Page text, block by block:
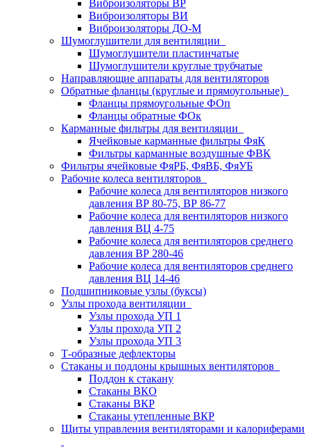
Виброизоляторы ВР
Виброизоляторы ВИ
Виброизоляторы ДО-М
Шумоглушители для вентиляции
Шумоглушители пластинчатые
Шумоглушители круглые трубчатые
Направляющие аппараты для вентиляторов
Обратные фланцы (круглые и прямоугольные)
Фланцы прямоугольные ФОп
Фланцы обратные ФОк
Карманные фильтры для вентиляции
Ячейковые карманные фильтры ФяК
Фильтры карманные воздушные ФВК
Фильтры ячейковые ФяРБ, ФяВБ, ФяУБ
Рабочие колеса вентиляторов
Рабочие колеса для вентиляторов низкого
давления ВР 80-75, ВР 86-77
Рабочие колеса для вентиляторов низкого
давления ВЦ 4-75
Рабочие колеса для вентиляторов среднего
давления ВР 280-46
Рабочие колеса для вентиляторов среднего
давления ВЦ 14-46
Подшипниковые узлы (буксы)
Узлы прохода вентиляции
Узлы прохода УП 1
Узлы прохода УП 2
Узлы прохода УП 3
Т-образные дефлекторы
Стаканы и поддоны крышных вентиляторов
Поддон к стакану
Стаканы ВКО
Стаканы ВКР
Стаканы утепленные ВКР
Щиты управления вентиляторами и калориферами